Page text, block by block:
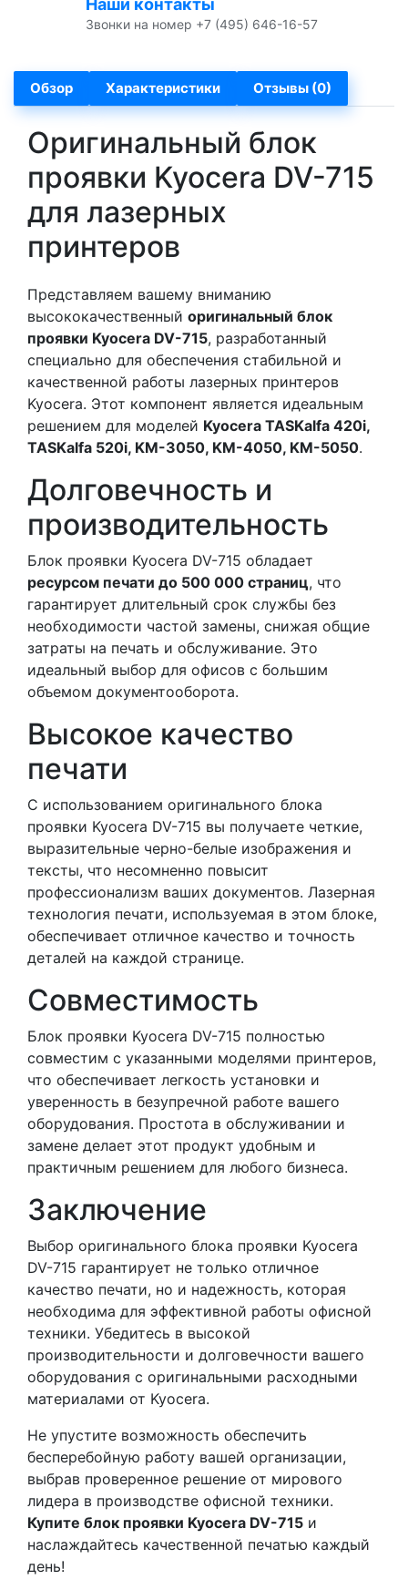
Звонки на номер +7 (495) 646-16-57
Обзор Характеристики Отзывы (0)
Оригинальный блок
проявки Kyocera DV-715
для лазерных
принтеров
Представляем вашему вниманию
высококачественный оригинальный блок
проявки Kyocera DV-715, разработанный
специально для обеспечения стабильной и
качественной работы лазерных принтеров
Kyocera. Этот компонент является идеальным
решением для моделей Kyocera TASKalfa 420i,
TASKalfa 520i, KM-3050, KM-4050, KM-5050.
Долговечность и
производительность
Блок проявки Kyocera DV-715 обладает
ресурсом печати до 500 000 страниц, что
гарантирует длительный срок службы без
необходимости частой замены, снижая общие
затраты на печать и обслуживание. Это
идеальный выбор для офисов с большим
объемом документооборота.
Высокое качество
печати
С использованием оригинального блока
проявки Kyocera DV-715 вы получаете четкие,
выразительные черно-белые изображения и
тексты, что несомненно повысит
профессионализм ваших документов. Лазерная
технология печати, используемая в этом блоке,
обеспечивает отличное качество и точность
деталей на каждой странице.
Совместимость
Блок проявки Kyocera DV-715 полностью
совместим с указанными моделями принтеров,
что обеспечивает легкость установки и
уверенность в безупречной работе вашего
оборудования. Простота в обслуживании и
замене делает этот продукт удобным и
практичным решением для любого бизнеса.
Заключение
Выбор оригинального блока проявки Kyocera
DV-715 гарантирует не только отличное
качество печати, но и надежность, которая
необходима для эффективной работы офисной
техники. Убедитесь в высокой
производительности и долговечности вашего
оборудования с оригинальными расходными
материалами от Kyocera.
Не упустите возможность обеспечить
бесперебойную работу вашей организации,
выбрав проверенное решение от мирового
лидера в производстве офисной техники.
Купите блок проявки Kyocera DV-715 и
наслаждайтесь качественной печатью каждый
день!